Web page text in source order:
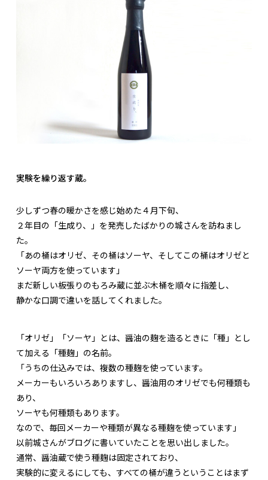
実験を繰り返す蔵。
少しずつ春の暖かさを感じ始めた４月下旬、
２年目の「生成り、」を発売したばかりの城さんを訪ねまし
た。
「あの桶はオリゼ、その桶はソーヤ、そしてこの桶はオリゼと
ソーヤ両方を使っています」
まだ新しい板張りのもろみ蔵に並ぶ木桶を順々に指差し、
静かな口調で違いを話してくれました。
「オリゼ」「ソーヤ」とは、醤油の麹を造るときに「種」とし
て加える「種麹」の名前。
「うちの仕込みでは、複数の種麹を使っています。
メーカーもいろいろありますし、醤油用のオリゼでも何種類も
あり、
ソーヤも何種類もあります。
なので、毎回メーカーや種類が異なる種麹を使っています」
以前城さんがブログに書いていたことを思い出しました。
通常、醤油蔵で使う種麹は固定されており、
実験的に変えるにしても、すべての桶が違うということはまず